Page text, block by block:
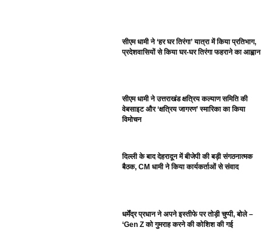
सीएम धामी ने ‘हर घर तिरंगा’ यात्रा में किया प्रतिभाग,
प्रदेशवासियों से किया घर-घर तिरंगा फहराने का आह्वान
सीएम धामी ने उत्तराखंड क्षत्रिय कल्याण समिति की
वेबसाइट और ‘क्षत्रिय जागरण’ स्मारिका का किया
विमोचन
दिल्ली के बाद देहरादून में बीजेपी की बड़ी संगठनात्मक
बैठक, CM धामी ने किया कार्यकर्ताओं से संवाद
धर्मेंद्र प्रधान ने अपने इस्तीफे पर तोड़ी चुप्पी, बोले –
‘Gen Z को गुमराह करने की कोशिश की गई